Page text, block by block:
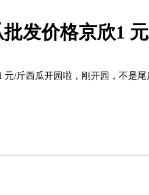
发价格京欣1
/斤西瓜开园啦，刚开园，不是